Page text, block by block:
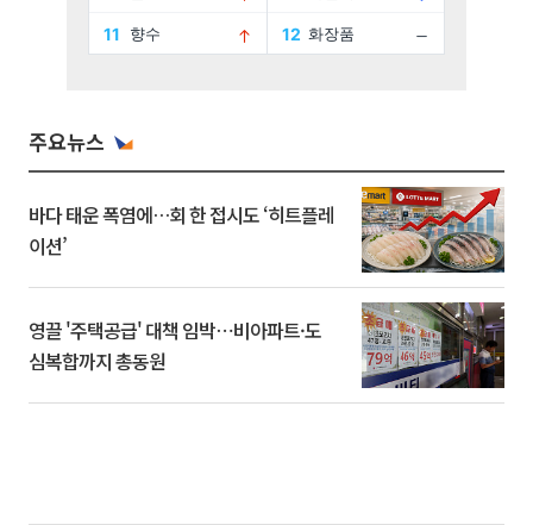
주요뉴스
바다 태운 폭염에…회 한 접시도 ‘히트플레
이션’
영끌 '주택공급' 대책 임박⋯비아파트·도
심복합까지 총동원